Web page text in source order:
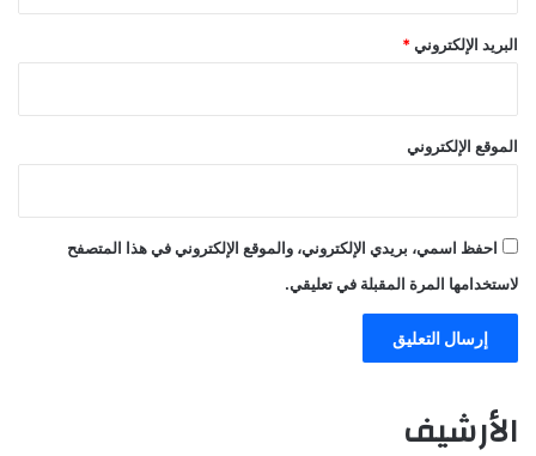
البريد الإلكتروني *
الموقع الإلكتروني
احفظ اسمي، بريدي الإلكتروني، والموقع الإلكتروني في هذا المتصفح
لاستخدامها المرة المقبلة في تعليقي.
الأرشيف